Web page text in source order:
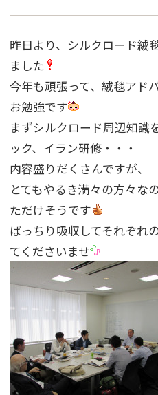
昨日より、シルクロード絨
ました
今年も頑張って、絨毯アド
お勉強です
まずシルクロード周辺知識
ック、イラン研修・・・
内容盛りだくさんですが、
とてもやるき満々の方々な
ただけそうです
ばっちり吸収してそれぞれ
てくださいませ